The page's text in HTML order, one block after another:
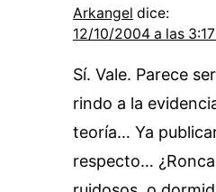
Arkangel dice:
12/10/2004 a las
Sí. Vale. Parece
rindo a la
teoría… Ya
respecto…